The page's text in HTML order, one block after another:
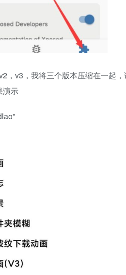
，v3，我将三个版本压缩在一起
演示